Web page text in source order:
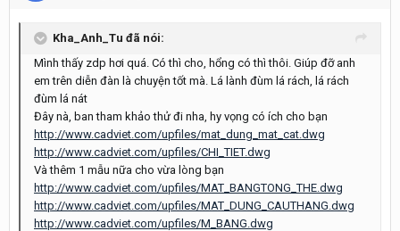
Kha_Anh_Tu đã nói:
Mình thấy zdp hơi quá. Có thì cho, hổng có thì thôi. Giúp đỡ anh
em trên diễn đàn là chuyện tốt mà. Lá lành đùm lá rách, lá rách
đùm lá nát
Đây nà, ban tham khảo thử đi nha, hy vọng có ích cho bạn
http://www.cadviet.com/upfiles/mat_dung_mat_cat.dwg
http://www.cadviet.com/upfiles/CHI_TIET.dwg
Và thêm 1 mẫu nữa cho vừa lòng bạn
http://www.cadviet.com/upfiles/MAT_BANGTONG_THE.dwg
http://www.cadviet.com/upfiles/MAT_DUNG_CAUTHANG.dwg
http://www.cadviet.com/upfiles/M_BANG.dwg